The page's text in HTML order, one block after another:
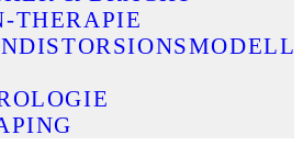
THERAPIE